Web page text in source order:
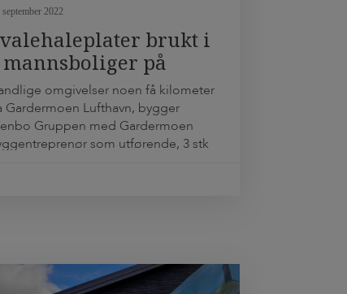
september 2022
brukt i
mannsboliger på
omgivelser noen få kilometer
Gardermoen Lufthavn, bygger
Gruppen med Gardermoen
som utførende, 3 stk